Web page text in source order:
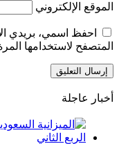
الموقع الإلكتروني
احفظ اسمي، بريدي
المتصفح لاستخدامها
أخبار عاجلة